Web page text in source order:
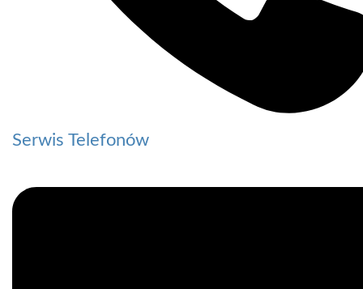
Serwis Telefonów